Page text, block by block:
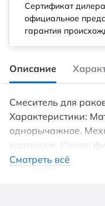
Сертификат
официальное
гарантия
Описание
Смеситель для
Характеристики:
однорычажное.
картридж. Излив:
Стандарт подводки:
Смотреть всё